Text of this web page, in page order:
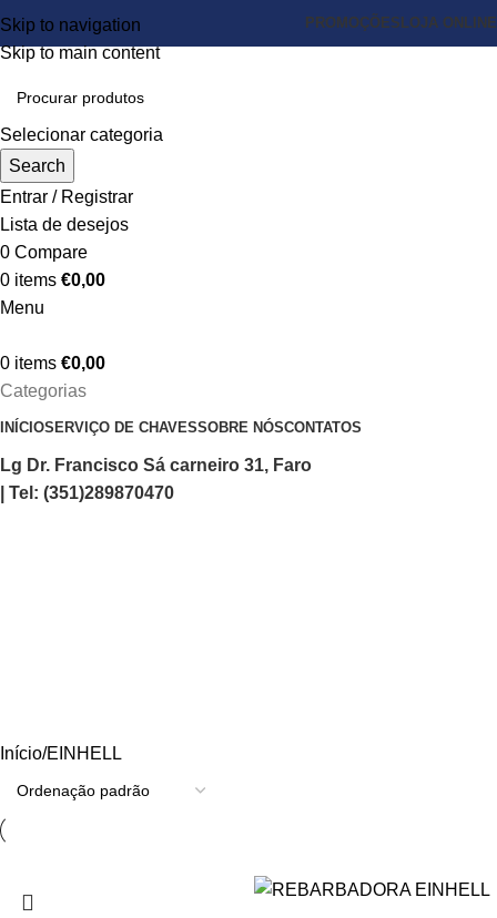
Skip to navigation
Skip to main content
PROMOÇÕES LOJA ONLINE
Selecionar categoria
Search
Entrar / Registrar
Lista de desejos
0 Compare
0 items €0,00
Menu
0 items €0,00
Categorias
INÍCIOSERVIÇO DE CHAVESSOBRE NÓSCONTATOS
Lg Dr. Francisco Sá carneiro 31, Faro
| Tel: (351)289870470
Início EINHELL